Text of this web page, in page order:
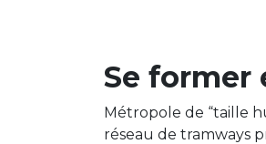
Se former
Métropole de “taille
réseau de tramways